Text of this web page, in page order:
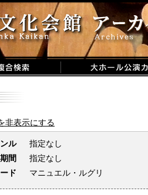
非表示にする
ル
指定なし
間
指定なし
ド
マニュエル・ルグリ